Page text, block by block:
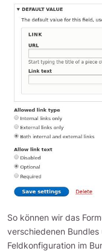
So können wir das
verschiedenen
Feldkonfiguration im